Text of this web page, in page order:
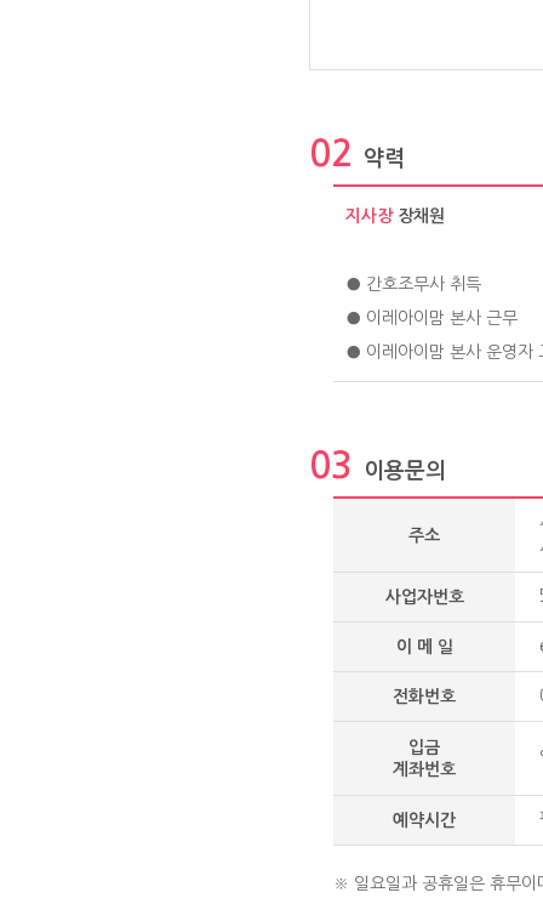
02 약력
지사장 장채원
● 간호조무사 취득
● 이레아이맘 본사 근무
● 이레아이맘 본사 운영자
03 이용문의
주소
사업자번호
이 메 일
전화번호
입금
계좌번호
예약시간
※ 일요일과 공휴일은 휴무이